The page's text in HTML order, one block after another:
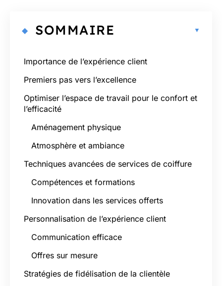
SOMMAIRE
Importance de l’expérience client
Premiers pas vers l’excellence
Optimiser l’espace de travail pour le confort et
l’efficacité
Aménagement physique
Atmosphère et ambiance
Techniques avancées de services de coiffure
Compétences et formations
Innovation dans les services offerts
Personnalisation de l’expérience client
Communication efficace
Offres sur mesure
Stratégies de fidélisation de la clientèle